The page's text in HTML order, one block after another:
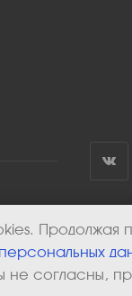
Продолжая
персональных
согласны,